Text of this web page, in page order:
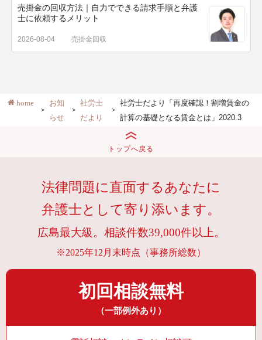
売掛金の回収方法｜自力でできる請求手順と弁護
士に依頼するメリット
2026-08-04 売掛金回収
home
お知
らせ
社労士
だより
社労士だより「再度確認！割増賃金の
計算の基礎となる賃金とは」2020.3
トップへ戻る
法律問題に直面するあなたに
弁護士として寄り添います。
広島最大級。相談件数39,000件以上。
※2025年12月末時点（事務所総数）
初回相談無料
（一部例外あり）